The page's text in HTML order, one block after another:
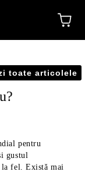
toate articolele
pentru
gustul
la fel. Există mai